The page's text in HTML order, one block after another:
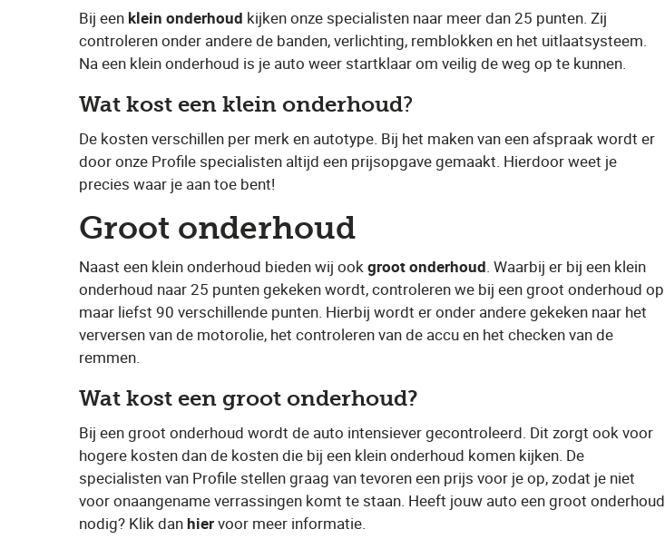
Bij een ​klein onderhoud ​ kijken onze specialisten naar meer dan 25 punten. Zij
controleren onder andere de banden, verlichting, remblokken en het uitlaatsysteem.
Na een klein onderhoud is je auto weer startklaar om veilig de weg op te kunnen.
Wat kost een klein onderhoud​?
De kosten verschillen per merk en autotype. Bij het maken van een afspraak wordt er
door onze Profile specialisten altijd een prijsopgave gemaakt. Hierdoor weet je
precies waar je aan toe bent!
Groot onderhoud
Naast een klein onderhoud bieden wij ook ​groot onderhoud​. Waarbij er bij een klein
onderhoud naar 25 punten gekeken wordt, controleren we bij een groot onderhoud op
maar liefst 90 verschillende punten. Hierbij wordt er onder andere gekeken naar het
verversen van de motorolie, het controleren van de accu en het checken van de
remmen.
Wat kost een groot onderhoud?
Bij een groot onderhoud wordt de auto intensiever gecontroleerd. Dit zorgt ook voor
hogere kosten dan de kosten die bij een klein onderhoud komen kijken. De
specialisten van Profile stellen graag van tevoren een prijs voor je op, zodat je niet
voor onaangename verrassingen komt te staan. Heeft jouw auto een groot onderhoud
nodig? Klik dan ​hier​ voor meer informatie.